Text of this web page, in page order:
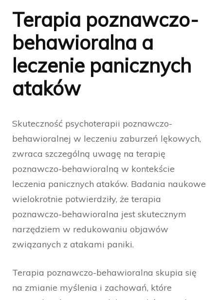
Terapia poznawczo-
behawioralna a
leczenie panicznych
ataków
Skuteczność psychoterapii poznawczo-
behawioralnej w leczeniu zaburzeń lękowych,
zwraca szczególną uwagę na terapię
poznawczo-behawioralną w kontekście
leczenia panicznych ataków. Badania naukowe
wielokrotnie potwierdziły, że terapia
poznawczo-behawioralna jest skutecznym
narzędziem w redukowaniu objawów
związanych z atakami paniki.
Terapia poznawczo-behawioralna skupia się
na zmianie myślenia i zachowań, które